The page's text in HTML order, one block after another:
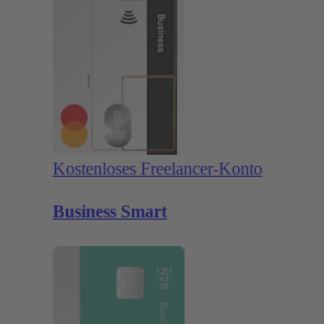
Kostenloses Freelancer-Konto
Business Smart